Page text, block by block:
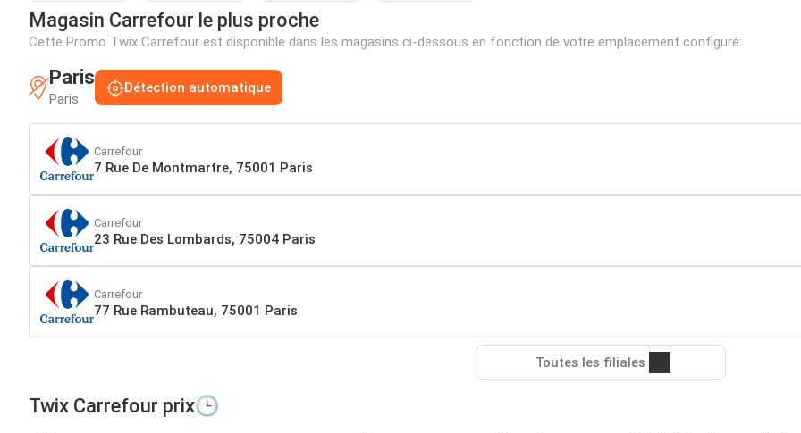
Magasin Carrefour le plus proche
Cette Promo Twix Carrefour est disponible dans les magasins ci-dessous en fonction de votre emplacement configuré:
Paris
Paris
Détection automatique
Carrefour
7 Rue De Montmartre, 75001 Paris
Carrefour
23 Rue Des Lombards, 75004 Paris
Carrefour
77 Rue Rambuteau, 75001 Paris
Toutes les filiales
Twix Carrefour prix🕒